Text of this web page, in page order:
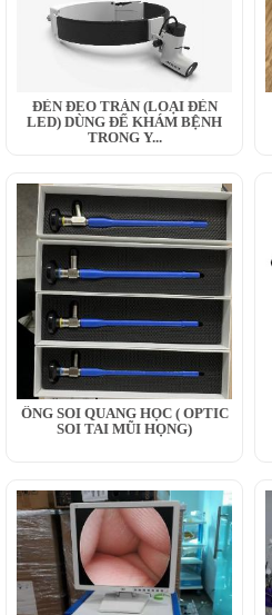
ĐÈN ĐEO TRÁN (LOẠI ĐÈN
LED) DÙNG ĐỂ KHÁM BỆNH
TRONG Y...
ỐNG SOI QUANG HỌC ( OPTIC
SOI TAI MŨI HỌNG)